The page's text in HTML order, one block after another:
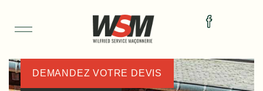
DEMANDEZ VOTRE DEVIS